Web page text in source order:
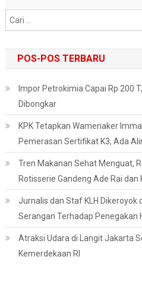
POS-POS TERBARU
Impor Petrokimia Capai Rp 200
Dibongkar
KPK Tetapkan Wamenaker
Pemerasan Sertifikat K3, Ada
Tren Makanan Sehat Menguat,
Rotisserie Gandeng Ade Rai
Jurnalis dan Staf KLH Dikeroyok
Serangan Terhadap Penegakan
Atraksi Udara di Langit Jakarta
Kemerdekaan RI